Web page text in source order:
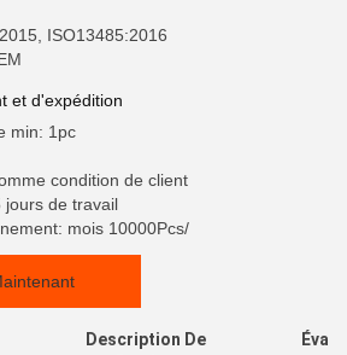
ISO13485:2016
et d'expédition
min: 1pc
condition de client
jours de travail
mois 10000Pcs/
Description De